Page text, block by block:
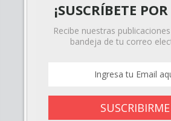
¡SUSCRÍBETE
Recibe nuestras
bandeja de tu correo